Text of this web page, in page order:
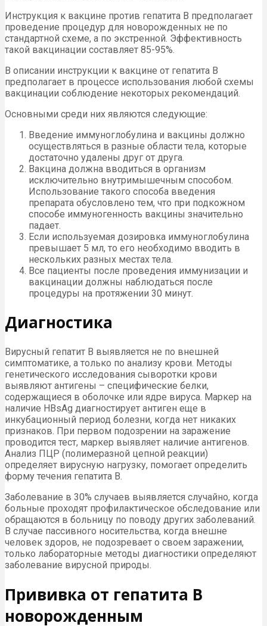
Инструкция к вакцине против гепатита В предполагает
проведение процедур для новорожденных не по
стандартной схеме, а по экстренной. Эффективность
такой вакцинации составляет 85-95%.
В описании инструкции к вакцине от гепатита В
предполагает в процессе использования любой схемы
вакцинации соблюдение некоторых рекомендаций.
Основными среди них являются следующие:
Введение иммуноглобулина и вакцины должно
осуществляться в разные области тела, которые
достаточно удалены друг от друга.
Вакцина должна вводиться в организм
исключительно внутримышечным способом.
Использование такого способа введения
препарата обусловлено тем, что при подкожном
способе иммуногенность вакцины значительно
падает.
Если используемая дозировка иммуноглобулина
превышает 5 мл, то его необходимо вводить в
нескольких разных местах тела.
Все пациенты после проведения иммунизации и
вакцинации должны наблюдаться после
процедуры на протяжении 30 минут.
Диагностика
Вирусный гепатит В выявляется не по внешней
симптоматике, а только по анализу крови. Методы
генетического исследования сыворотки крови
выявляют антигены – специфические белки,
содержащиеся в оболочке или ядре вируса. Маркер на
наличие HBsAg диагностирует антиген еще в
инкубационный период болезни, когда нет никаких
признаков. При первом подозрении на заражение
проводится тест, маркер выявляет наличие антигенов.
Анализ ПЦР (полимеразной цепной реакции)
определяет вирусную нагрузку, помогает определить
форму течения гепатита В.
Заболевание в 30% случаев выявляется случайно, когда
больные проходят профилактическое обследование или
обращаются в больницу по поводу других заболеваний.
В случае пассивного носительства, когда внешне
человек здоров, не подозревает о своем заражении,
только лабораторные методы диагностики определяют
заболевание вирусной природы.
Прививка от гепатита В
новорожденным